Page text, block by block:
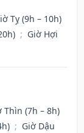
Tỵ (9h – 10h)
; Giờ Hợi
Thìn (7h – 8h)
; Giờ Dậu